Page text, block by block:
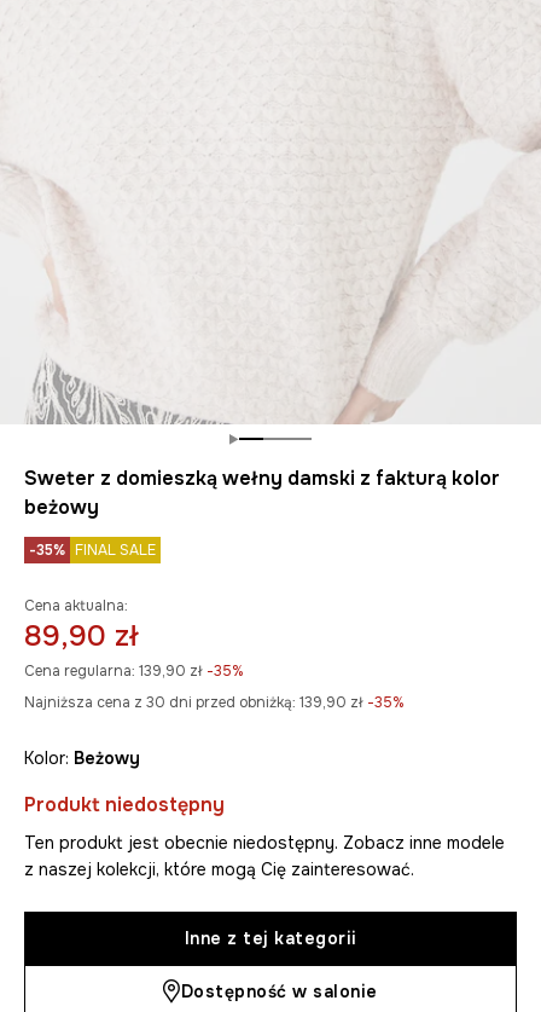
Sweter z domieszką wełny damski z fakturą kolor
beżowy
-35% FINAL SALE
Cena aktualna:
89,90 zł
Cena regularna: 139,90 zł -35%
Najniższa cena z 30 dni przed obniżką: 139,90 zł -35%
Kolor: beżowy
Produkt niedostępny
Ten produkt jest obecnie niedostępny. Zobacz inne modele
z naszej kolekcji, które mogą Cię zainteresować.
Inne z tej kategorii
Dostępność w salonie